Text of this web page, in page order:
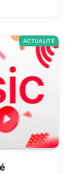
ACTUALITÉ